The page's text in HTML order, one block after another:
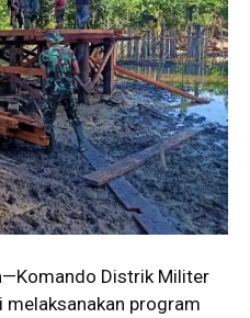
—Komando Distrik Militer
program